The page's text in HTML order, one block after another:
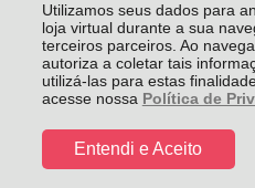
Utilizamos seus dados para
loja virtual durante a sua
terceiros parceiros. Ao
autoriza a coletar tais
utilizá-las para estas
acesse nossa Política de
Entendi e Aceito